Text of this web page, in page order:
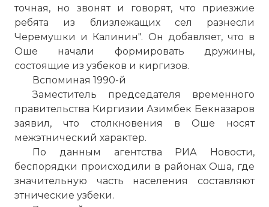
точная, но звонят и говорят, что приезжие
ребята из близлежащих сел разнесли
Черемушки и Калинин". Он добавляет, что в
Оше начали формировать дружины,
состоящие из узбеков и киргизов.
Вспоминая 1990-й
Заместитель председателя временного
правительства Киргизии Азимбек Бекназаров
заявил, что столкновения в Оше носят
межэтнический характер.
По данным агентства РИА Новости,
беспорядки происходили в районах Оша, где
значительную часть населения составляют
этнические узбеки.
Война в Киргизии Оше Джалал-Абад 2010 war
Проверочный код: